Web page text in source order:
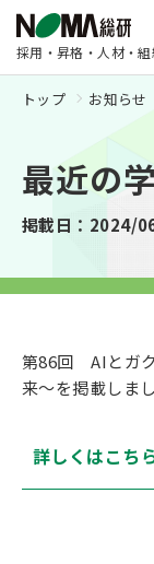
採用・昇格・人材・
トップ お知らせ
最近の
掲載日：2024/
第86回 AIとガ
来～を掲載しまし
詳しくはこち